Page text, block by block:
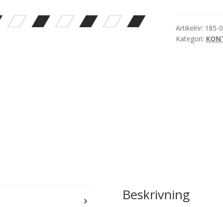
mängd
Artikelnr: 185-
Kategori:
Beskrivning